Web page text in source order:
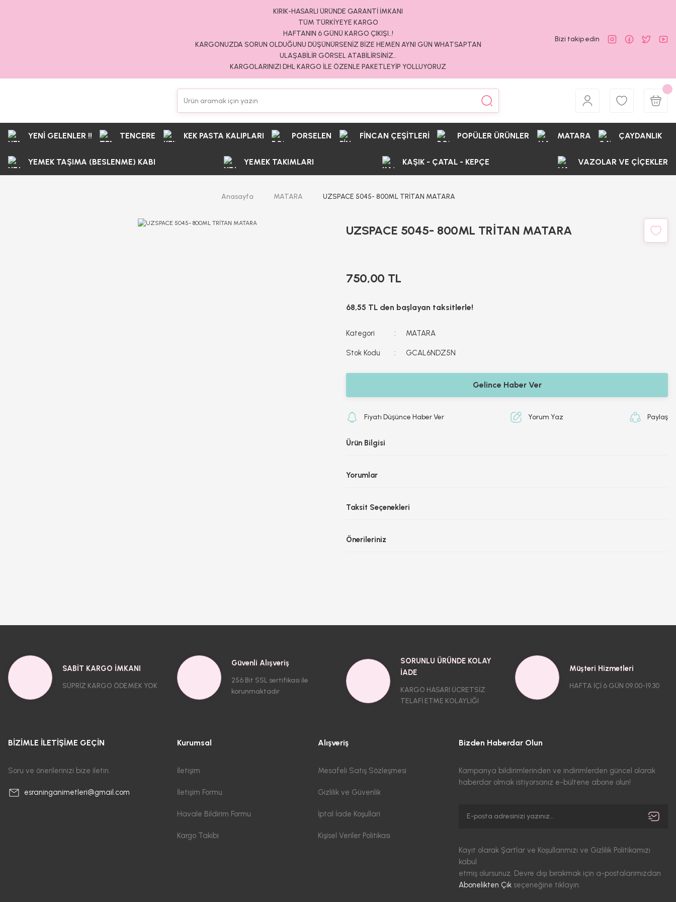
KIRIK-HASARLI ÜRÜNDE GARANTİ İMKANI
TÜM TÜRKİYEYE KARGO
HAFTANIN 6 GÜNÜ KARGO ÇIKIŞI..!
KARGONUZDA SORUN OLDUĞUNU DÜŞÜNÜRSENİZ BİZE HEMEN AYNI GÜN WHATSAPTAN
ULAŞABİLİR GÖRSEL ATABİLİRSİNİZ..
KARGOLARINIZI DHL KARGO İLE ÖZENLE PAKETLEYİP YOLLUYORUZ
Bizi takip edin
YENİ GELENLER !! TENCERE KEK PASTA KALIPLARI PORSELEN FİNCAN ÇEŞİTLERİ POPÜLER ÜRÜNLER MATARA ÇAYDANLIK
YEMEK TAŞIMA (BESLENME) KABI YEMEK TAKIMLARI KAŞIK - ÇATAL - KEPÇE VAZOLAR VE ÇİÇEKLER
Anasayfa MATARA UZSPACE 5045- 800ML TRİTAN MATARA
UZSPACE 5045- 800ML TRİTAN MATARA
750,00 TL
68,55 TL den başlayan taksitlerle!
Kategori MATARA
Stok Kodu GCAL6NDZ5N
Gelince Haber Ver
Fiyatı Düşünce Haber Ver Yorum Yaz Paylaş
Ürün Bilgisi
Yorumlar
Taksit Seçenekleri
Önerileriniz
SABİT KARGO İMKANI
SÜPRİZ KARGO ÖDEMEK YOK
Güvenli Alışveriş
256 Bit SSL sertifikası ile
korunmaktadır
SORUNLU ÜRÜNDE KOLAY
İADE
KARGO HASARI ÜCRETSİZ
TELAFİ ETME KOLAYLIĞI
Müşteri Hizmetleri
HAFTA İÇİ 6 GÜN 09.00-19.30
BİZİMLE İLETİŞİME GEÇİN
Soru ve önerilerinizi bize iletin.
esraninganimetleri@gmail.com
Kurumsal
İletişim
İletişim Formu
Havale Bildirim Formu
Kargo Takibi
Alışveriş
Mesafeli Satış Sözleşmesi
Gizlilik ve Güvenlik
İptal İade Koşullari
Kişisel Veriler Politikası
Bizden Haberdar Olun
Kampanya bildirimlerinden ve indirimlerden güncel olarak
haberdar olmak istiyorsanız e-bültene abone olun!
Kayıt olarak Şartlar ve Koşullarımızı ve Gizlilik Politikamızı
kabul
etmiş olursunuz. Devre dışı bırakmak için a-postalarımızdan
Abonelikten Çık seçeneğine tıklayın.